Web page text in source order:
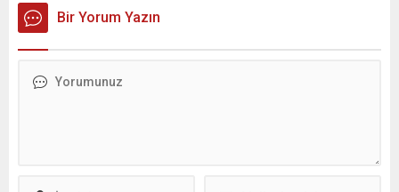
Bir Yorum Yazın